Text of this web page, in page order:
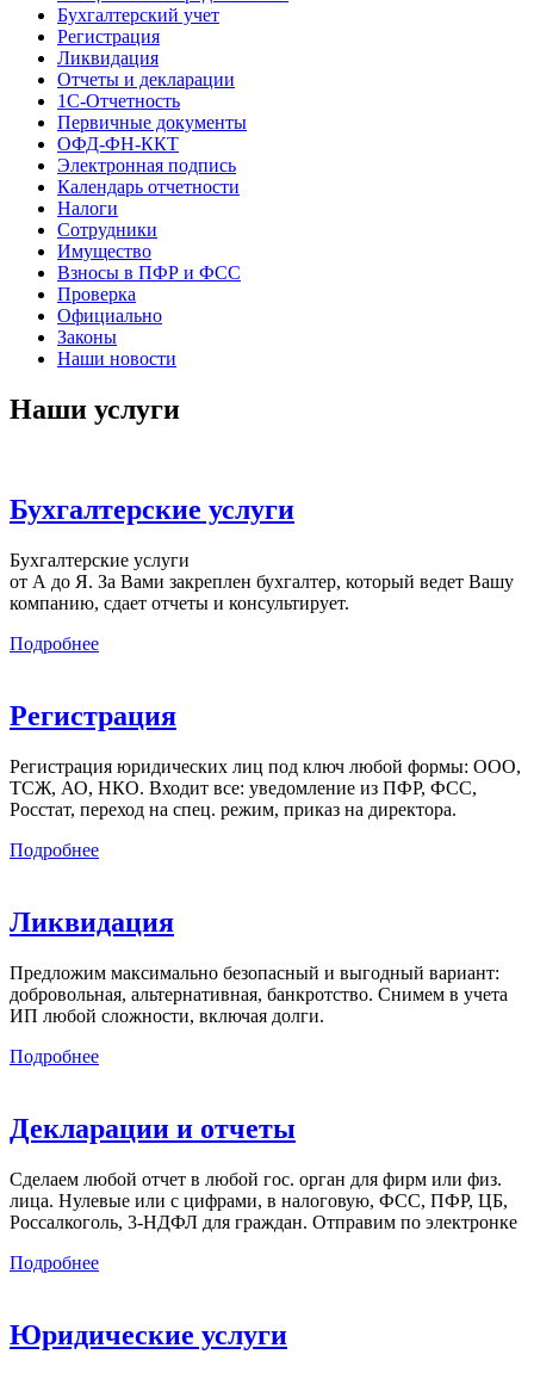
Бухгалтерский учет
Регистрация
Ликвидация
Отчеты и декларации
1С-Отчетность
Первичные документы
ОФД-ФН-ККТ
Электронная подпись
Календарь отчетности
Налоги
Сотрудники
Имущество
Взносы в ПФР и ФСС
Проверка
Официально
Законы
Наши новости
Наши услуги
Бухгалтерские услуги
Бухгалтерские услуги
от А до Я. За Вами закреплен бухгалтер, который ведет Вашу
компанию, сдает отчеты и консультирует.
Подробнее
Регистрация
Регистрация юридических лиц под ключ любой формы: ООО,
ТСЖ, АО, НКО. Входит все: уведомление из ПФР, ФСС,
Росстат, переход на спец. режим, приказ на директора.
Подробнее
Ликвидация
Предложим максимально безопасный и выгодный вариант:
добровольная, альтернативная, банкротство. Снимем в учета
ИП любой сложности, включая долги.
Подробнее
Декларации и отчеты
Сделаем любой отчет в любой гос. орган для фирм или физ.
лица. Нулевые или с цифрами, в налоговую, ФСС, ПФР, ЦБ,
Россалкоголь, 3-НДФЛ для граждан. Отправим по электронке
Подробнее
Юридические услуги